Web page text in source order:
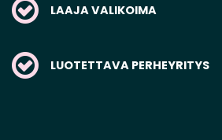
LAAJA VALIKOIMA
LUOTETTAVA PERHEYRITYS